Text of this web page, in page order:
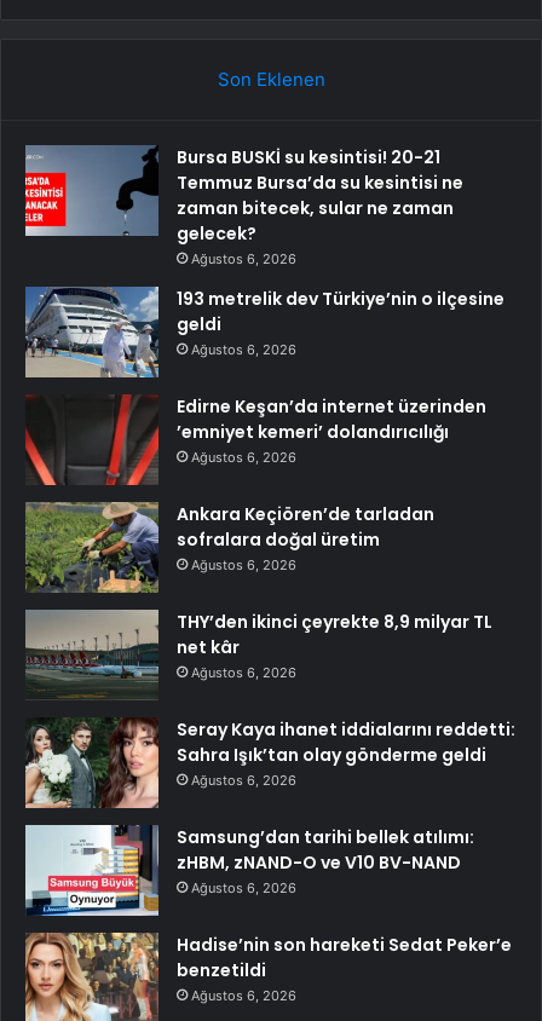
Son Eklenen
Bursa BUSKİ su kesintisi! 20-21
Temmuz Bursa’da su kesintisi ne
zaman bitecek, sular ne zaman
gelecek?
Ağustos 6, 2026
193 metrelik dev Türkiye’nin o ilçesine
geldi
Ağustos 6, 2026
Edirne Keşan’da internet üzerinden
’emniyet kemeri’ dolandırıcılığı
Ağustos 6, 2026
Ankara Keçiören’de tarladan
sofralara doğal üretim
Ağustos 6, 2026
THY’den ikinci çeyrekte 8,9 milyar TL
net kâr
Ağustos 6, 2026
Seray Kaya ihanet iddialarını reddetti:
Sahra Işık’tan olay gönderme geldi
Ağustos 6, 2026
Samsung’dan tarihi bellek atılımı:
zHBM, zNAND-O ve V10 BV-NAND
Ağustos 6, 2026
Hadise’nin son hareketi Sedat Peker’e
benzetildi
Ağustos 6, 2026